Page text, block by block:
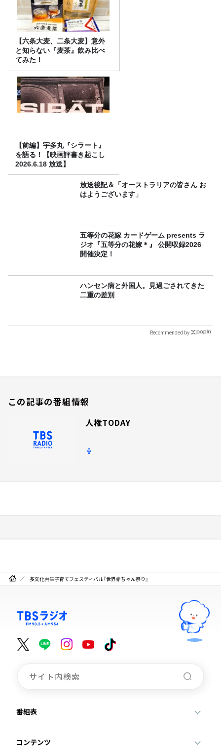
【六条大麦、二条大麦】意外
と知らない『麦茶』飲み比べ
てみた！
【前編】宇多丸『シラート』
を語る！【映画評書き起こし
2026.6.18 放送】
放送後記＆「オーストラリアの皆さん お
はようございます」
五等分の花嫁 カードゲーム presents ラ
ジオ『五等分の花嫁＊』 公開収録2026
開催決定！
ハンセン病と外国人。見過ごされてきた
二重の差別
Recommended by
この記事の番組情報
人権TODAY
多文化共生子育てフェスティバル『世界赤ちゃん祭り』
番組表
コンテンツ